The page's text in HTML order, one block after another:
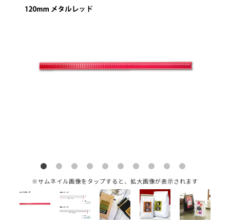
※サムネイル画像をタップすると、拡大画像が表示されます